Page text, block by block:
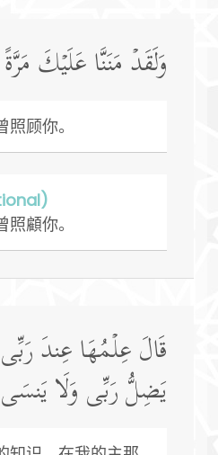
وَلَقَدۡ مَنَنَّا عَلَیۡكَ
顾你。
顧你。
قَالَ عِلۡمُهَا عِندَ
یَضِلُّ رَبِّی وَلَا یَنسَى